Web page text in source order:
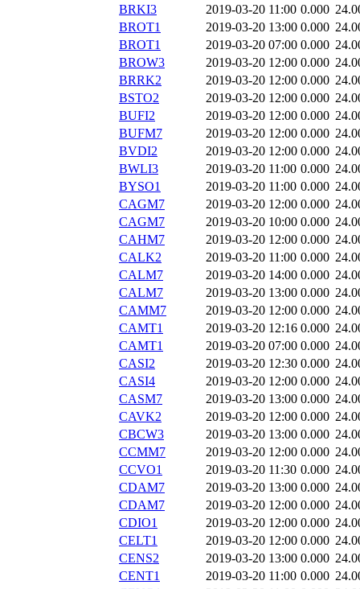
BRKI3
2019-03-20 11:00 0.000
BROT1
2019-03-20 13:00 0.000
BROT1
2019-03-20 07:00 0.000
BROW3
2019-03-20 12:00 0.000
BRRK2
2019-03-20 12:00 0.000
BSTO2
2019-03-20 12:00 0.000
BUFI2
2019-03-20 12:00 0.000
BUFM7
2019-03-20 12:00 0.000
BVDI2
2019-03-20 12:00 0.000
BWLI3
2019-03-20 11:00 0.000
BYSO1
2019-03-20 11:00 0.000
CAGM7
2019-03-20 12:00 0.000
CAGM7
2019-03-20 10:00 0.000
CAHM7
2019-03-20 12:00 0.000
CALK2
2019-03-20 11:00 0.000
CALM7
2019-03-20 14:00 0.000
CALM7
2019-03-20 13:00 0.000
CAMM7
2019-03-20 12:00 0.000
CAMT1
2019-03-20 12:16 0.000
CAMT1
2019-03-20 07:00 0.000
CASI2
2019-03-20 12:30 0.000
CASI4
2019-03-20 12:00 0.000
CASM7
2019-03-20 13:00 0.000
CAVK2
2019-03-20 12:00 0.000
CBCW3
2019-03-20 13:00 0.000
CCMM7
2019-03-20 12:00 0.000
CCVO1
2019-03-20 11:30 0.000
CDAM7
2019-03-20 13:00 0.000
CDAM7
2019-03-20 12:00 0.000
CDIO1
2019-03-20 12:00 0.000
CELT1
2019-03-20 12:00 0.000
CENS2
2019-03-20 13:00 0.000
CENT1
2019-03-20 11:00 0.000